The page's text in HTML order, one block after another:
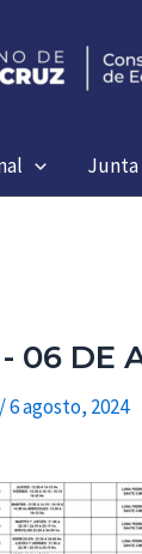
Junta
06 DE
/6 agosto, 2024